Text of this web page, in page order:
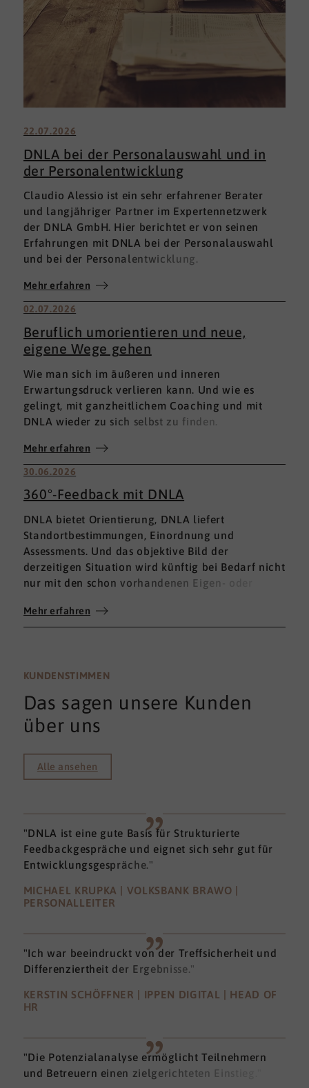
22.07.2026
DNLA bei der Personalauswahl und in
der Personalentwicklung
Claudio Alessio ist ein sehr erfahrener Berater
und langjähriger Partner im Expertennetzwerk
der DNLA GmbH. Hier berichtet er von seinen
Erfahrungen mit DNLA bei der Personalauswahl
und bei der Personalentwicklung.
Mehr erfahren
02.07.2026
Beruflich umorientieren und neue,
eigene Wege gehen
Wie man sich im äußeren und inneren
Erwartungsdruck verlieren kann. Und wie es
gelingt, mit ganzheitlichem Coaching und mit
DNLA wieder zu sich selbst zu finden.
Mehr erfahren
30.06.2026
360°-Feedback mit DNLA
DNLA bietet Orientierung, DNLA liefert
Standortbestimmungen, Einordnung und
Assessments. Und das objektive Bild der
derzeitigen Situation wird künftig bei Bedarf nicht
nur mit den schon vorhandenen Eigen- oder
umfassenden 360°-Feedback.
Mehr erfahren
KUNDENSTIMMEN
Das sagen unsere Kunden
über uns
Alle ansehen
"DNLA ist eine gute Basis für Strukturierte
Feedbackgespräche und eignet sich sehr gut für
Entwicklungsgespräche."
MICHAEL KRUPKA | VOLKSBANK BRAWO |
PERSONALLEITER
"Ich war beeindruckt von der Treffsicherheit und
Differenziertheit der Ergebnisse."
KERSTIN SCHÖFFNER | IPPEN DIGITAL | HEAD OF
HR
"Die Potenzialanalyse ermöglicht Teilnehmern
und Betreuern einen zielgerichteten Einstieg."